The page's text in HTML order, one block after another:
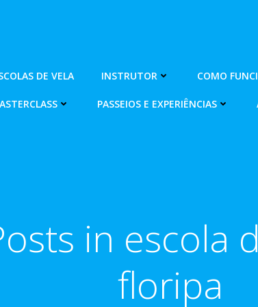
DE VELA INSTRUTOR COMO
PASSEIOS E EXPERIÊNCIAS
in escola
floripa